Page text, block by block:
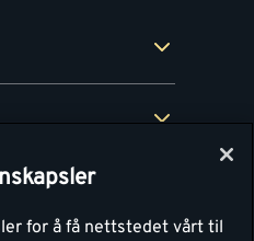
for å få nettstedet vårt til